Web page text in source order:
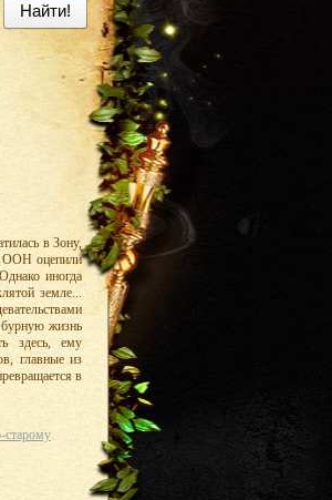
Найти!
в Зону,
ООН оцепили
иногда
земле...
жизнь
здесь, ему
главные из
в
старому